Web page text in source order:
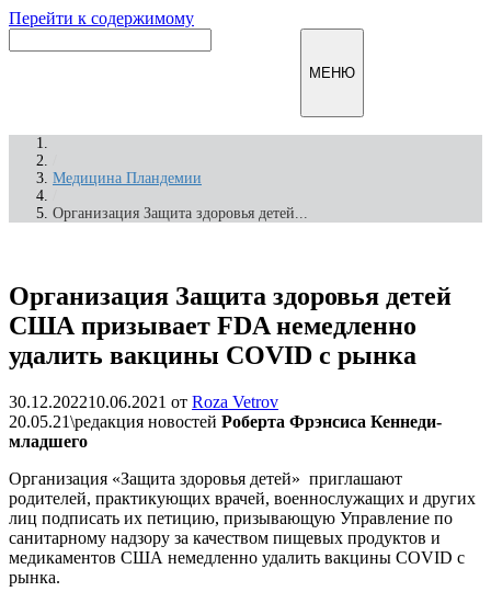
Перейти к содержимому
МЕНЮ
Медицина Пландемии
Организация Защита здоровья детей...
Организация Защита здоровья детей
США призывает FDA немедленно
удалить вакцины COVID с рынка
30.12.202210.06.2021 от Roza Vetrov
20.05.21\редакция новостей Роберта Фрэнсиса Кеннеди-
младшего
Организация «Защита здоровья детей» приглашают
родителей, практикующих врачей, военнослужащих и других
лиц подписать их петицию, призывающую Управление по
санитарному надзору за качеством пищевых продуктов и
медикаментов США немедленно удалить вакцины COVID с
рынка.